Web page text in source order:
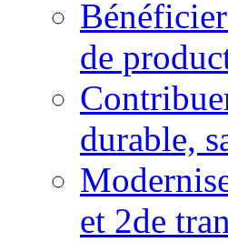
de
durable,
et 2de